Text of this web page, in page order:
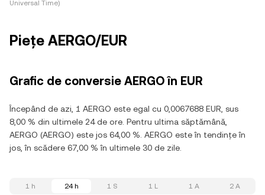
Universal Time)
Piețe AERGO/EUR
Grafic de conversie AERGO în EUR
Începând de azi, 1 AERGO este egal cu 0,0067688 EUR, sus
8,00 % din ultimele 24 de ore. Pentru ultima săptămână,
AERGO (AERGO) este jos 64,00 %. AERGO este în tendințe în
jos, în scădere 67,00 % în ultimele 30 de zile.
1 h 24 h 1 S 1 L 1 A 2 A